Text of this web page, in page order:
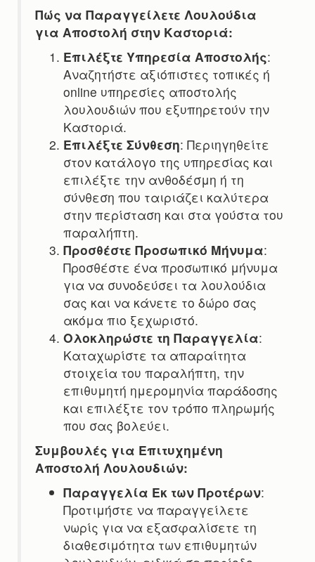
Πώς να Παραγγείλετε Λουλούδια
για Αποστολή στην Καστοριά:
Επιλέξτε Υπηρεσία Αποστολής:
Αναζητήστε αξιόπιστες τοπικές ή
online υπηρεσίες αποστολής
λουλουδιών που εξυπηρετούν την
Καστοριά.
Επιλέξτε Σύνθεση: Περιηγηθείτε
στον κατάλογο της υπηρεσίας και
επιλέξτε την ανθοδέσμη ή τη
σύνθεση που ταιριάζει καλύτερα
στην περίσταση και στα γούστα του
παραλήπτη.
Προσθέστε Προσωπικό Μήνυμα:
Προσθέστε ένα προσωπικό μήνυμα
για να συνοδεύσει τα λουλούδια
σας και να κάνετε το δώρο σας
ακόμα πιο ξεχωριστό.
Ολοκληρώστε τη Παραγγελία:
Καταχωρίστε τα απαραίτητα
στοιχεία του παραλήπτη, την
επιθυμητή ημερομηνία παράδοσης
και επιλέξτε τον τρόπο πληρωμής
που σας βολεύει.
Συμβουλές για Επιτυχημένη
Αποστολή Λουλουδιών:
Παραγγελία Εκ των Προτέρων:
Προτιμήστε να παραγγείλετε
νωρίς για να εξασφαλίσετε τη
διαθεσιμότητα των επιθυμητών